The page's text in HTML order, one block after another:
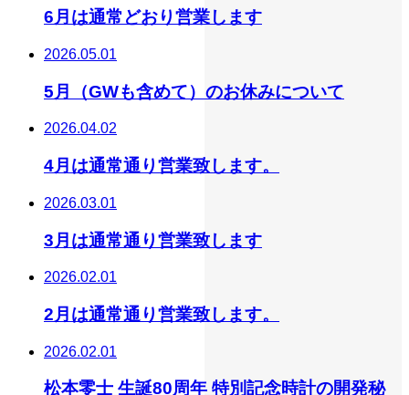
6月は通常どおり営業します
2026.05.01
5月（GWも含めて）のお休みについて
2026.04.02
4月は通常通り営業致します。
2026.03.01
3月は通常通り営業致します
2026.02.01
2月は通常通り営業致します。
2026.02.01
松本零士 生誕80周年 特別記念時計の開発秘